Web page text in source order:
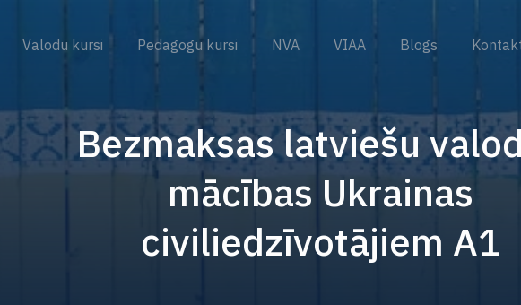
Valodu kursi Pedagogu kursi NVA VIAA Blogs
Bezmaksas latviešu
mācības Ukrainas
civiliedzīvotājiem A1